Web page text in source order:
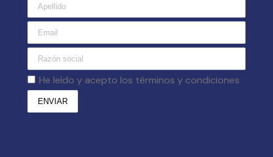
He leído y acepto los términos y condiciones